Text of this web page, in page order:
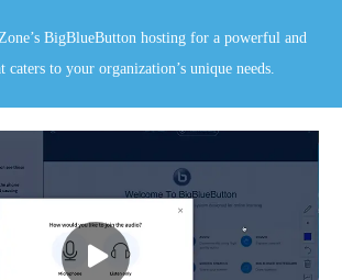
BigBlueButton hosting for a powerful and
to your organization’s unique needs.